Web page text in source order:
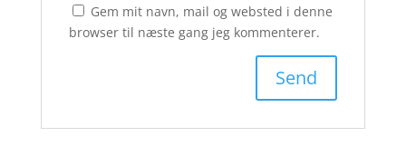
Gem mit navn, mail og websted i denne
browser til næste gang jeg kommenterer.